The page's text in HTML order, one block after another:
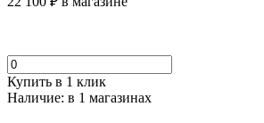
Купить в 1 клик
Наличие: в 1 магазинах